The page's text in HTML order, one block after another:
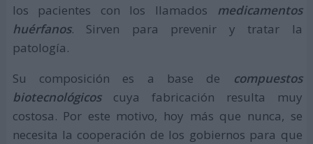
los pacientes con los llamados medicamentos
huérfanos. Sirven para prevenir y tratar la
patología.
Su composición es a base de compuestos
biotecnológicoscuya fabricación resulta muy
costosa. Por este motivo, hoy más que nunca, se
necesita la cooperación de los gobiernos para que